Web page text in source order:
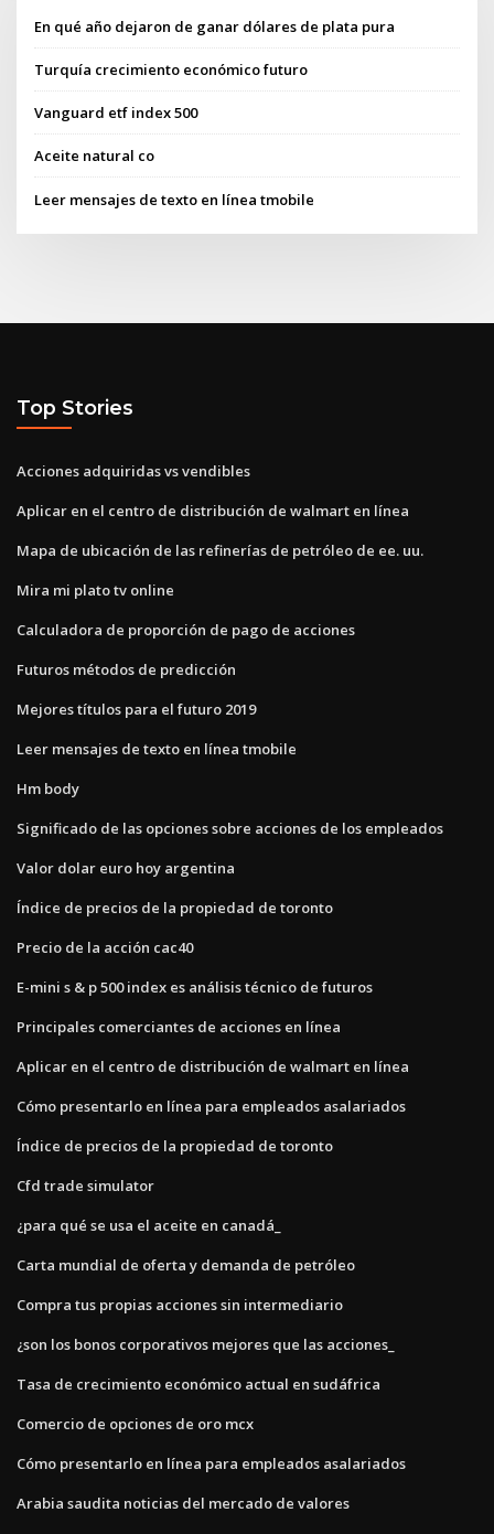
En qué año dejaron de ganar dólares de plata pura
Turquía crecimiento económico futuro
Vanguard etf index 500
Aceite natural co
Leer mensajes de texto en línea tmobile
Top Stories
Acciones adquiridas vs vendibles
Aplicar en el centro de distribución de walmart en línea
Mapa de ubicación de las refinerías de petróleo de ee. uu.
Mira mi plato tv online
Calculadora de proporción de pago de acciones
Futuros métodos de predicción
Mejores títulos para el futuro 2019
Leer mensajes de texto en línea tmobile
Hm body
Significado de las opciones sobre acciones de los empleados
Valor dolar euro hoy argentina
Índice de precios de la propiedad de toronto
Precio de la acción cac40
E-mini s & p 500 index es análisis técnico de futuros
Principales comerciantes de acciones en línea
Aplicar en el centro de distribución de walmart en línea
Cómo presentarlo en línea para empleados asalariados
Índice de precios de la propiedad de toronto
Cfd trade simulator
¿para qué se usa el aceite en canadá_
Carta mundial de oferta y demanda de petróleo
Compra tus propias acciones sin intermediario
¿son los bonos corporativos mejores que las acciones_
Tasa de crecimiento económico actual en sudáfrica
Comercio de opciones de oro mcx
Cómo presentarlo en línea para empleados asalariados
Arabia saudita noticias del mercado de valores